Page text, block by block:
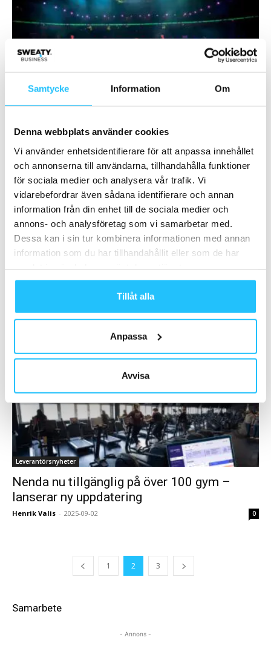
Samtycke Information Om
Denna webbplats använder cookies
Vi använder enhetsidentifierare för att anpassa innehållet
och annonserna till användarna, tillhandahålla funktioner
för sociala medier och analysera vår trafik. Vi
vidarebefordrar även sådana identifierare och annan
information från din enhet till de sociala medier och
annons- och analysföretag som vi samarbetar med.
Dessa kan i sin tur kombinera informationen med annan
information som du har tillhandahållit eller som de har
Tillåt alla
Anpassa
Avvisa
Leverantörsnyheter
LES MILLS LIVE samlade tusentals
träningsentusiaster i Avicii Arena
Eleiko lanserar nästa generation skivstänger
Henrik Valis - 2025-09-03 0
Leverantörsnyheter
Nenda nu tillgänglig på över 100 gym –
lanserar ny uppdatering
Henrik Valis - 2025-09-02 0
1 2 3
Samarbete
- Annons -